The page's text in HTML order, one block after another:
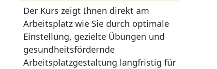
Der Kurs zeigt Ihnen direkt am
Arbeitsplatz wie Sie durch optimale
Einstellung, gezielte Übungen und
gesundheitsfördernde
Arbeitsplatzgestaltung langfristig für